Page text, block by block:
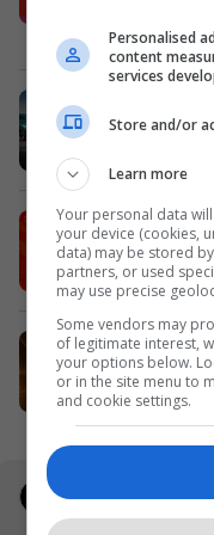
të
3,
Jobs Real Estate
Personalised
content
services
Store and/or
Learn more
Your personal data
your device (cookies,
data) may be stored
partners, or used
may use precise
Some vendors may
of legitimate interest,
your options below.
or in the site menu to
and cookie settings.